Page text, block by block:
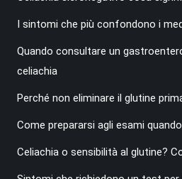
I sintomi che più confondono i
Quando consultare un
celiachia
Perché non eliminare il glutine
Come prepararsi agli esami
Celiachia o sensibilità al glutine?